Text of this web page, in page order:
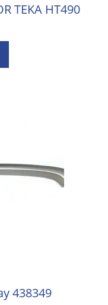
TEKA HT490
438349